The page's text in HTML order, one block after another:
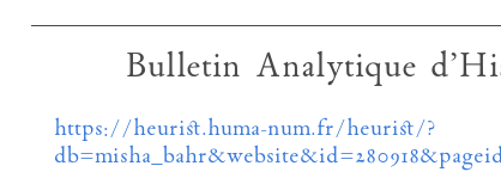
Bulletin Analytique
https://heurist.huma-num.fr/heurist/?